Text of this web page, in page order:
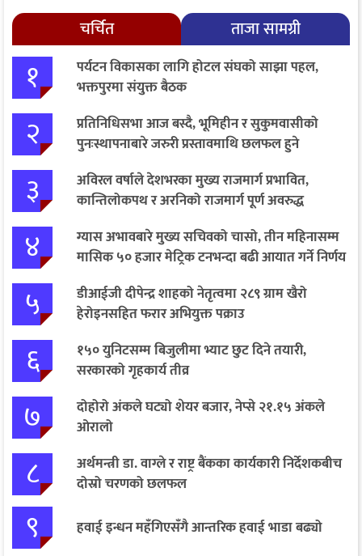
चर्चित ताजा सामग्री
१
पर्यटन विकासका लागि होटल संघको साझा पहल,
भक्तपुरमा संयुक्त बैठक
२
प्रतिनिधिसभा आज बस्दै, भूमिहीन र सुकुमवासीको
पुनःस्थापनाबारे जरुरी प्रस्तावमाथि छलफल हुने
३
अविरल वर्षाले देशभरका मुख्य राजमार्ग प्रभावित,
कान्तिलोकपथ र अरनिको राजमार्ग पूर्ण अवरुद्ध
४
ग्यास अभावबारे मुख्य सचिवको चासो, तीन महिनासम्म
मासिक ५० हजार मेट्रिक टनभन्दा बढी आयात गर्ने निर्णय
५
डीआईजी दीपेन्द्र शाहको नेतृत्वमा २८९ ग्राम खैरो
हेरोइनसहित फरार अभियुक्त पक्राउ
६
१५० युनिटसम्म बिजुलीमा भ्याट छुट दिने तयारी,
सरकारको गृहकार्य तीव्र
७
दोहोरो अंकले घट्यो शेयर बजार, नेप्से २१.१५ अंकले
ओरालो
८
अर्थमन्त्री डा. वाग्ले र राष्ट्र बैंकका कार्यकारी निर्देशकबीच
दोस्रो चरणको छलफल
९ हवाई इन्धन महँगिएसँगै आन्तरिक हवाई भाडा बढ्यो